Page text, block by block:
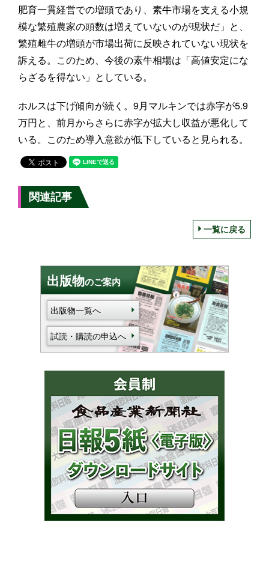
肥育一貫経営での増頭であり、素牛市場を支える小規
模な繁殖農家の頭数は増えていないのが現状だ」と、
繁殖雌牛の増頭が市場出荷に反映されていない現状を
訴える。このため、今後の素牛相場は「高値安定にな
らざるを得ない」としている。
ホルスは下げ傾向が続く。9月マルキンでは赤字が5.9
万円と、前月からさらに赤字が拡大し収益が悪化して
いる。このため導入意欲が低下していると見られる。
関連記事
一覧に戻る
出版物のご案内
出版物一覧へ
試読・購読の申込へ